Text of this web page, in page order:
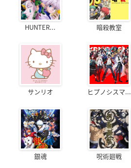
HUNTER... 暗殺教室
サンリオ ヒプノシスマ...
銀魂 呪術廻戦